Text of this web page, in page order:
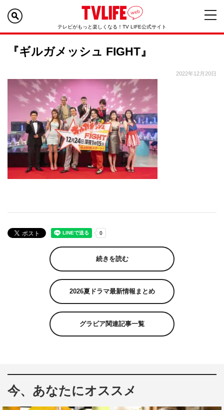
テレビがもっと楽しくなる！TV LIFE公式サイト
『ギルガメッシュ FIGHT』
2022年12月20日
続きを読む
2026夏ドラマ最新情報まとめ
グラビア関連記事一覧
今、あなたにオススメ